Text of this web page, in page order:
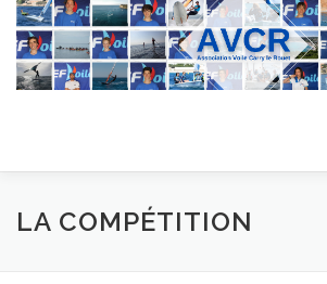
Aller
contenu
ACCUEIL L’ASSOCIATION
LA COMPÉTITION